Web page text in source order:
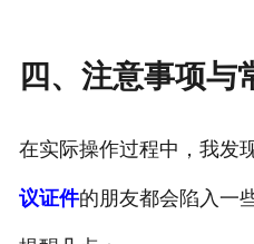
四、注意事项与
在实际操作过程中，我发
议证件的朋友都会陷入一